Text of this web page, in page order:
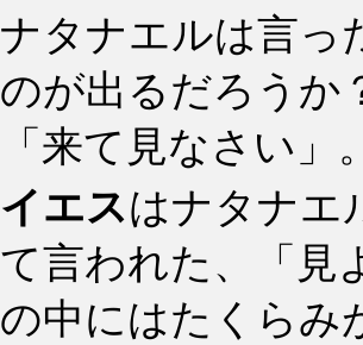
ナタナエルは言っ
のが出るだろうか
「来て見なさい」
イエスはナタナエ
て言われた、「
の中にはたくらみ